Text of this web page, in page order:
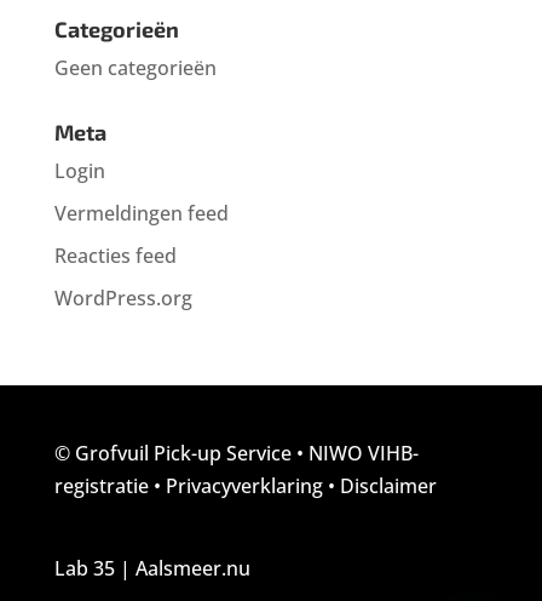
Categorieën
Geen categorieën
Meta
Login
Vermeldingen feed
Reacties feed
WordPress.org
© Grofvuil Pick-up Service• NIWO VIHB-
registratie• Privacyverklaring• Disclaimer
Lab 35 | Aalsmeer.nu